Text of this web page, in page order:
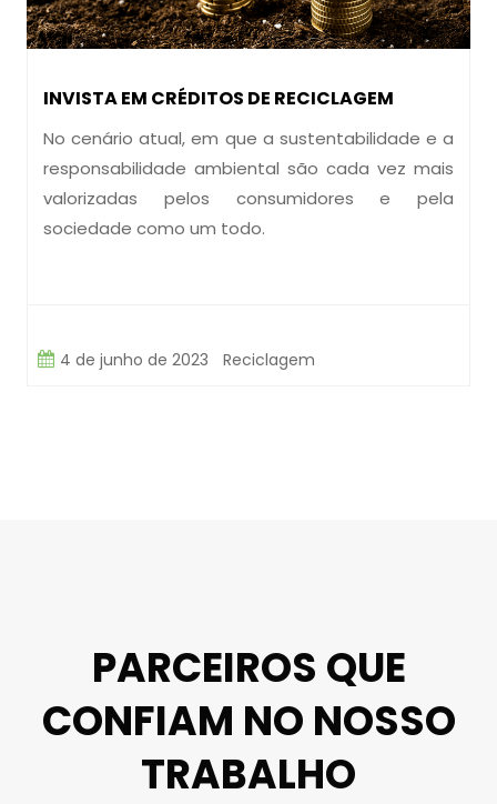
INVISTA EM CRÉDITOS DE RECICLAGEM
No cenário atual, em que a sustentabilidade e a
responsabilidade ambiental são cada vez mais
valorizadas pelos consumidores e pela
sociedade como um todo.
4 de junho de 2023 Reciclagem
PARCEIROS QUE
CONFIAM NO NOSSO
TRABALHO